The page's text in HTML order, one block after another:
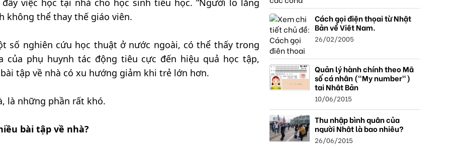
việc học tại nhà cho học sinh tiểu học. ”Người lo lắng
không thể thay thế giáo viên.
số nghiên cứu học thuật ở nước ngoài, có thể thấy trong
phụ huynh tác động tiêu cực đến hiệu quả học tập,
tập về nhà có xu hướng giảm khi trẻ lớn hơn.
là những phần rất khó.
bài tập về nhà?
Cách gọi điện thọai từ Nhật
Bản về Việt Nam.
26/02/2005
Quản lý hành chính theo Mã
số cá nhân ("My number")
tại Nhật Bản
10/06/2015
Thu nhập bình quân của
người Nhật là bao nhiêu?
26/06/2015